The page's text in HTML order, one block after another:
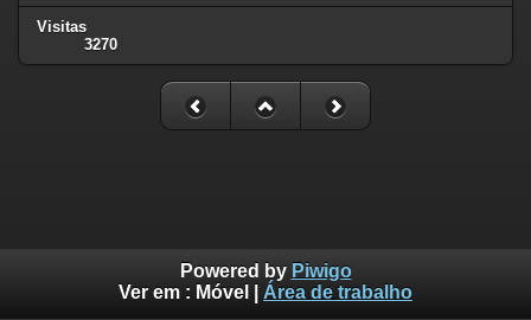
Visitas
3270
Powered by Piwigo
Ver em : Móvel Área de trabalho